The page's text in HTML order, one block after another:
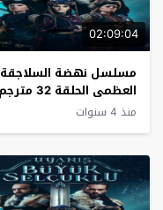
02:09:04
مسلسل نهضة السلاجقة
العظمى الحلقة 32 مترجم
منذ 4 سنوات